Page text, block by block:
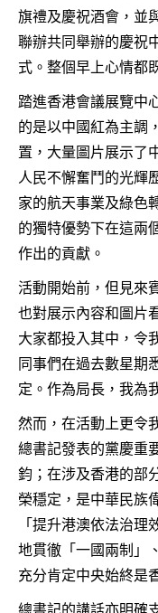
旗禮及慶祝酒會，並
聯辦共同舉辦的慶祝
式。整個早上心情都
踏進香港會議展覽中
的是以中國紅為主調
置，大量圖片展示了
人民不懈奮鬥的光輝
家的航天事業及綠色
的獨特優勢下在這兩
作出的貢獻。
活動開始前，但見來
也對展示內容和圖片
大家都投入其中，令
同事們在過去數星期
定。作為局長，我為
然而，在活動上更令
總書記發表的黨慶重
鈞；在涉及香港的部
榮穩定，是中華民族
「提升港澳依法治
地貫徹「一國兩制」
充分肯定中央始終是
總書記的講話亦明確